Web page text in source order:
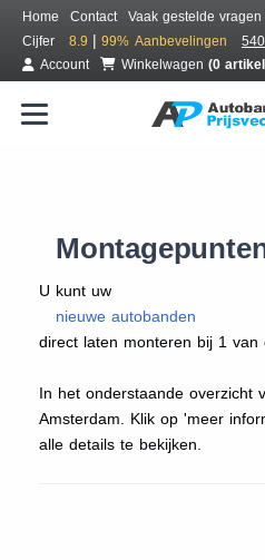
Home Contact
Vaak gestelde vragen
Cijfer
8.9 | 99% Aanbevelingen
Account
Winkelwagen (0
U kunt uw
nieuwe autobanden
direct laten monteren bij 1 van
In het onderstaande overzicht
Amsterdam. Klik op 'meer
alle details te bekijken.